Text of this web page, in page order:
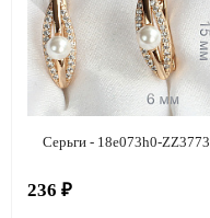
Серьги - 18e073h0-ZZ3773
236 ₽